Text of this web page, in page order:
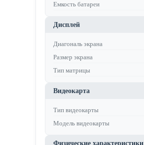
Емкость батареи
Дисплей
Диагональ экрана
Размер экрана
Тип матрицы
Видеокарта
Тип видеокарты
Модель видеокарты
Физические характеристики